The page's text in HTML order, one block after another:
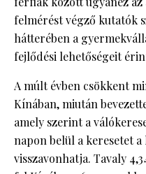
felmérést végző kutatók
hátterében a
fejlődési lehetőségeit
A múlt évben csökkent
Kínában, miután
amely szerint a
napon belül a keresetet
visszavonhatja. Tavaly